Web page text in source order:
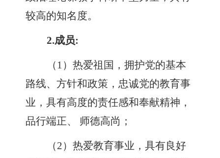
较高的知名度。
2.成员:
（ 1） 热爱祖国，拥护党的基本
路线、方针和政策，忠诚党的教育事
业，具有高度的责任感和奉献精神，
品行端正、
师德高尚 ；
（2） 热爱教育事业，具有良好